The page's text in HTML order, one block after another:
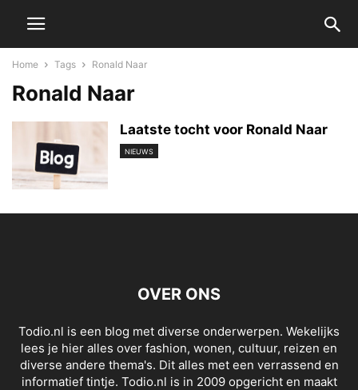
Home Tags Ronald Naar
Ronald Naar
Laatste tocht voor Ronald Naar
NIEUWS
OVER ONS
Todio.nl is een blog met diverse onderwerpen. Wekelijks
lees je hier alles over fashion, wonen, cultuur, reizen en
diverse andere thema's. Dit alles met een verrassend en
informatief tintje. Todio.nl is in 2009 opgericht en maakt